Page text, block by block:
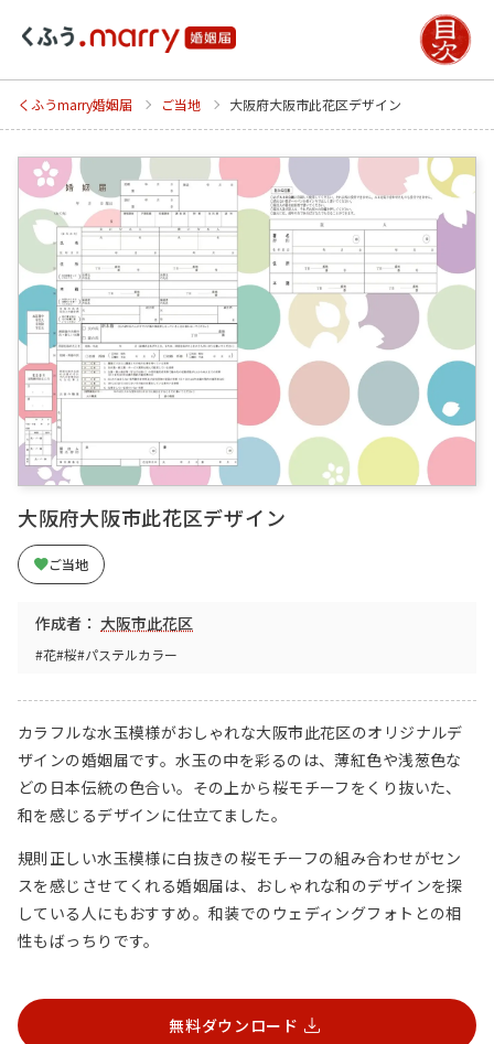
くふうmarry婚姻届 ご当地 大阪府大阪市此花区デザイン
大阪府大阪市此花区デザイン
ご当地
作成者： 大阪市此花区
#花#桜#パステルカラー
カラフルな水玉模様がおしゃれな大阪市此花区のオリジナルデ
ザインの婚姻届です。水玉の中を彩るのは、薄紅色や浅葱色な
どの日本伝統の色合い。その上から桜モチーフをくり抜いた、
和を感じるデザインに仕立てました。
規則正しい水玉模様に白抜きの桜モチーフの組み合わせがセン
スを感じさせてくれる婚姻届は、おしゃれな和のデザインを探
している人にもおすすめ。和装でのウェディングフォトとの相
性もばっちりです。
無料ダウンロード